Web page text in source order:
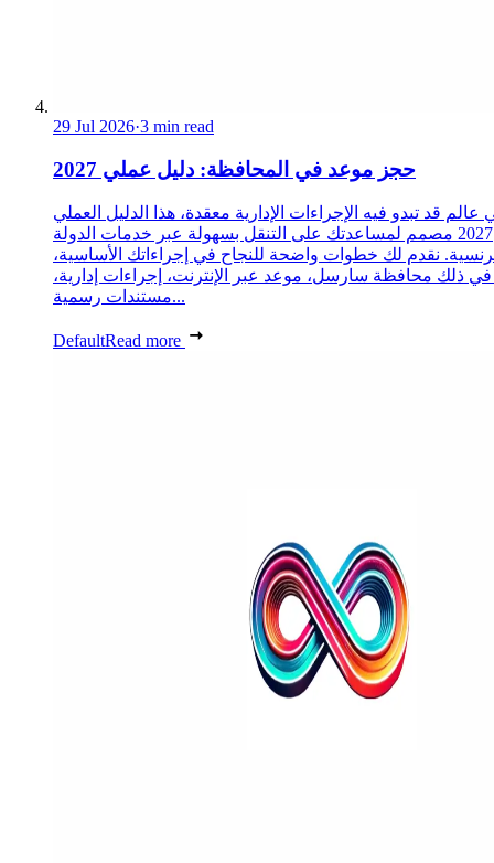
29 Jul 2026·3 min read
حجز موعد في المحافظة: دليل عملي 2027
عالم قد تبدو فيه الإجراءات الإدارية معقدة، هذا الدليل العملي
2027 مصمم لمساعدتك على التنقل بسهولة عبر خدمات الدولة
نقدم لك خطوات واضحة للنجاح في إجراءاتك الأساسية،
في ذلك محافظة سارسل، موعد عبر الإنترنت، إجراءات إدارية،
مستندات رسمية...
DefaultRead more